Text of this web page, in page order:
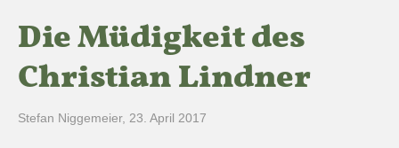
Die Müdigkeit des
Christian Lindner
Stefan Niggemeier, 23. April 2017